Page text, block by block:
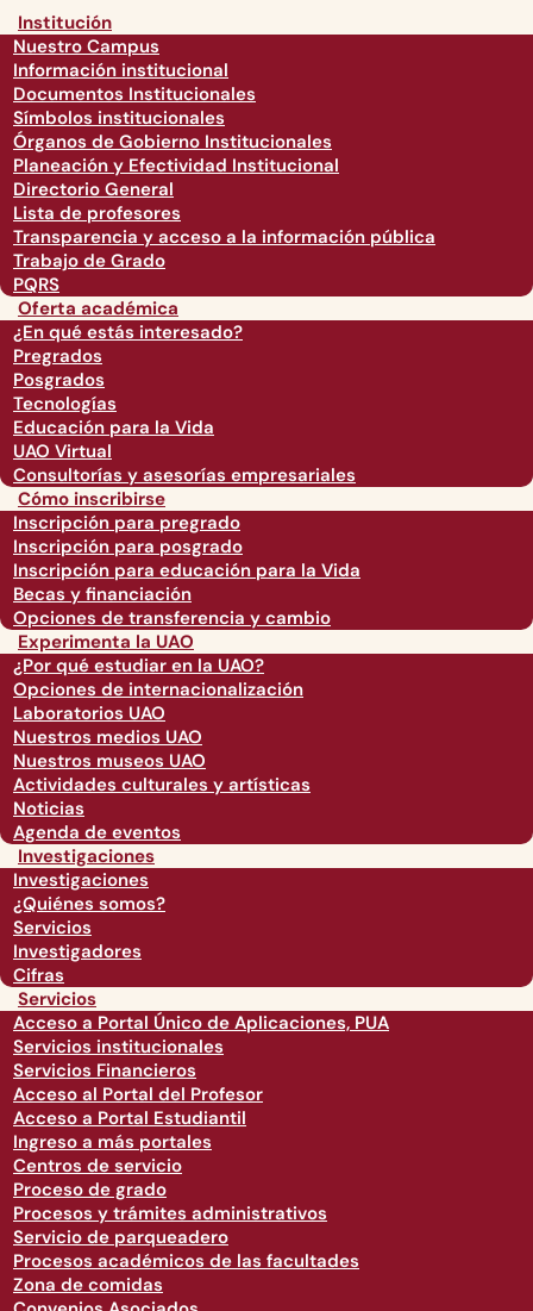
Institución
Nuestro Campus
Información institucional
Documentos Institucionales
Símbolos institucionales
Órganos de Gobierno Institucionales
Planeación y Efectividad Institucional
Directorio General
Lista de profesores
Transparencia y acceso a la información pública
Trabajo de Grado
PQRS
Oferta académica
¿En qué estás interesado?
Pregrados
Posgrados
Tecnologías
Educación para la Vida
UAO Virtual
Consultorías y asesorías empresariales
Cómo inscribirse
Inscripción para pregrado
Inscripción para posgrado
Inscripción para educación para la Vida
Becas y financiación
Opciones de transferencia y cambio
Experimenta la UAO
¿Por qué estudiar en la UAO?
Opciones de internacionalización
Laboratorios UAO
Nuestros medios UAO
Nuestros museos UAO
Actividades culturales y artísticas
Noticias
Agenda de eventos
Investigaciones
Investigaciones
¿Quiénes somos?
Servicios
Investigadores
Cifras
Servicios
Acceso a Portal Único de Aplicaciones, PUA
Servicios institucionales
Servicios Financieros
Acceso al Portal del Profesor
Acceso a Portal Estudiantil
Ingreso a más portales
Centros de servicio
Proceso de grado
Procesos y trámites administrativos
Servicio de parqueadero
Procesos académicos de las facultades
Zona de comidas